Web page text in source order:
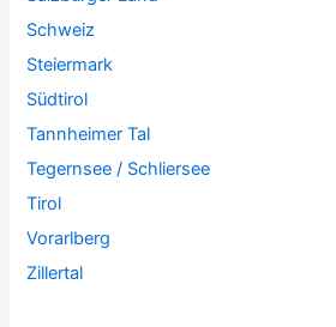
Schweiz
Steiermark
Südtirol
Tannheimer Tal
Tegernsee / Schliersee
Tirol
Vorarlberg
Zillertal